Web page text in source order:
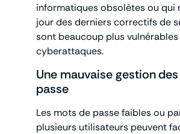
informatiques obsolètes ou qui
jour des derniers correctifs de
sont beaucoup plus vulnérables
cyberattaques.
Une mauvaise gestion
passe
Les mots de passe faibles ou
plusieurs utilisateurs peuvent